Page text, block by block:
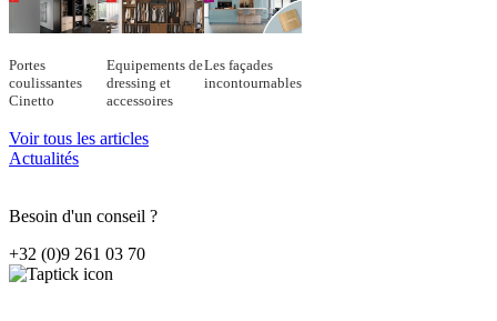
Portes
coulissantes
Cinetto
Equipements de
dressing et
accessoires
Les façades
incontournables
Voir tous les articles
Actualités
Besoin d'un conseil ?
+32 (0)9 261 03 70